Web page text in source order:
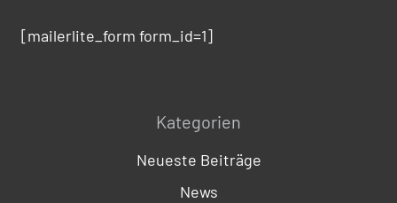
[mailerlite_form form_id=1]
Kategorien
Neueste Beiträge
News